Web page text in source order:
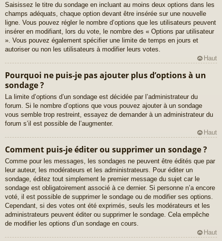
Saisissez le titre du sondage en incluant au moins deux options dans les
champs adéquats, chaque option devant être insérée sur une nouvelle
ligne. Vous pouvez régler le nombre d’options que les utilisateurs peuvent
insérer en modifiant, lors du vote, le nombre des « Options par utilisateur
». Vous pouvez également spécifier une limite de temps en jours et
autoriser ou non les utilisateurs à modifier leurs votes.
Haut
Pourquoi ne puis-je pas ajouter plus d’options à un
sondage ?
La limite d’options d’un sondage est décidée par l’administrateur du
forum. Si le nombre d’options que vous pouvez ajouter à un sondage
vous semble trop restreint, essayez de demander à un administrateur du
forum s’il est possible de l’augmenter.
Haut
Comment puis-je éditer ou supprimer un sondage ?
Comme pour les messages, les sondages ne peuvent être édités que par
leur auteur, les modérateurs et les administrateurs. Pour éditer un
sondage, éditez tout simplement le premier message du sujet car le
sondage est obligatoirement associé à ce dernier. Si personne n’a encore
voté, il est possible de supprimer le sondage ou de modifier ses options.
Cependant, si des votes ont été exprimés, seuls les modérateurs et les
administrateurs peuvent éditer ou supprimer le sondage. Cela empêche
de modifier les options d’un sondage en cours.
Haut